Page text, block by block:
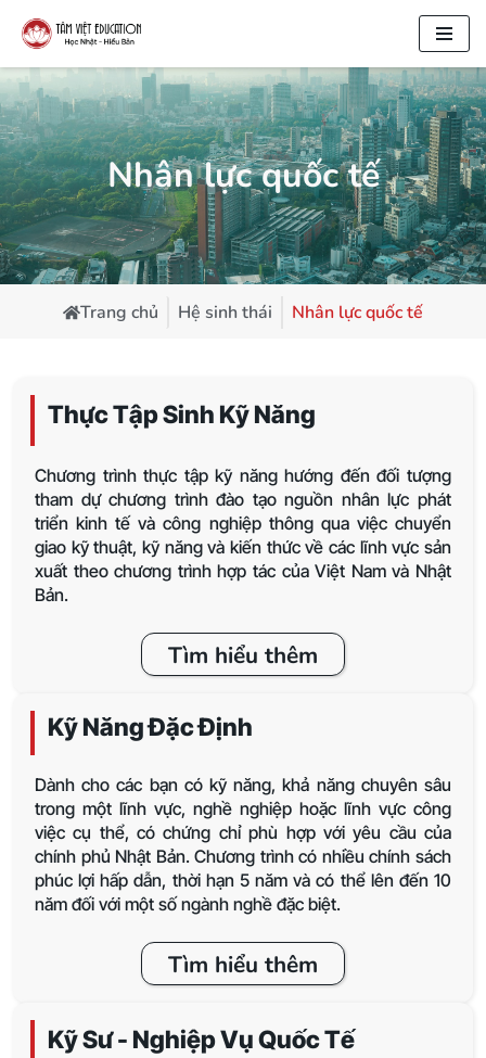
tới
nội
dung
Nhân lực quốc tế
Trang chủ Hệ sinh thái Nhân lực quốc tế
Thực Tập Sinh Kỹ Năng
Chương trình thực tập kỹ năng hướng đến đối tượng
tham dự chương trình đào tạo nguồn nhân lực phát
triển kinh tế và công nghiệp thông qua việc chuyển
giao kỹ thuật, kỹ năng và kiến thức về các lĩnh vực sản
xuất theo chương trình hợp tác của Việt Nam và Nhật
Bản.
Tìm hiểu thêm
Kỹ Năng Đặc Định
Dành cho các bạn có kỹ năng, khả năng chuyên sâu
trong một lĩnh vực, nghề nghiệp hoặc lĩnh vực công
việc cụ thể, có chứng chỉ phù hợp với yêu cầu của
chính phủ Nhật Bản. Chương trình có nhiều chính sách
phúc lợi hấp dẫn, thời hạn 5 năm và có thể lên đến 10
năm đối với một số ngành nghề đặc biệt.
Tìm hiểu thêm
Kỹ Sư - Nghiệp Vụ Quốc Tế